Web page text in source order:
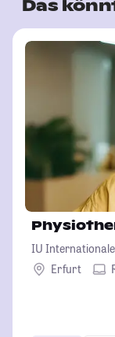
Das
IU
Erfurt